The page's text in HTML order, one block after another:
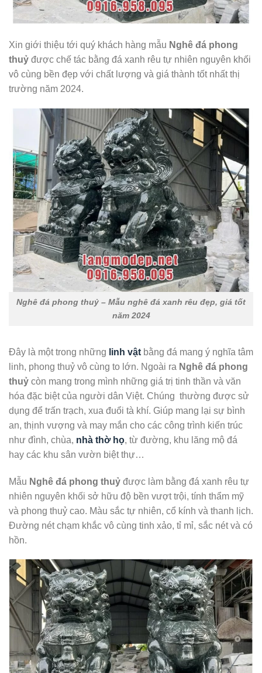
Xin giới thiệu tới quý khách hàng mẫu Nghê đá phong
thuỷ được chế tác bằng đá xanh rêu tự nhiên nguyên khối
vô cùng bền đẹp với chất lượng và giá thành tốt nhất thị
trường năm 2024.
Nghê đá phong thuỷ – Mẫu nghê đá xanh rêu đẹp, giá tốt
năm 2024
Đây là một trong những linh vật bằng đá mang ý nghĩa tâm
linh, phong thuỷ vô cùng to lớn. Ngoài ra Nghê đá phong
thuỷ còn mang trong mình những giá trị tinh thần và văn
hóa đặc biệt của người dân Việt. Chúng thường được sử
dụng để trấn trạch, xua đuổi tà khí. Giúp mang lại sự bình
an, thịnh vượng và may mắn cho các công trình kiến trúc
như đình, chùa, nhà thờ họ, từ đường, khu lăng mộ đá
hay các khu sân vườn biệt thự…
Mẫu Nghê đá phong thuỷ được làm bằng đá xanh rêu tự
nhiên nguyên khối sở hữu độ bền vượt trội, tính thẩm mỹ
và phong thuỷ cao. Màu sắc tự nhiên, cổ kính và thanh lịch.
Đường nét chạm khắc vô cùng tinh xảo, tỉ mỉ, sắc nét và có
hồn.